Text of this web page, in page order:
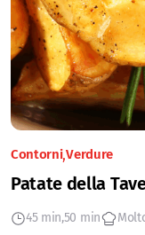
Contorni Verdure
Patate della
45 min 50 min